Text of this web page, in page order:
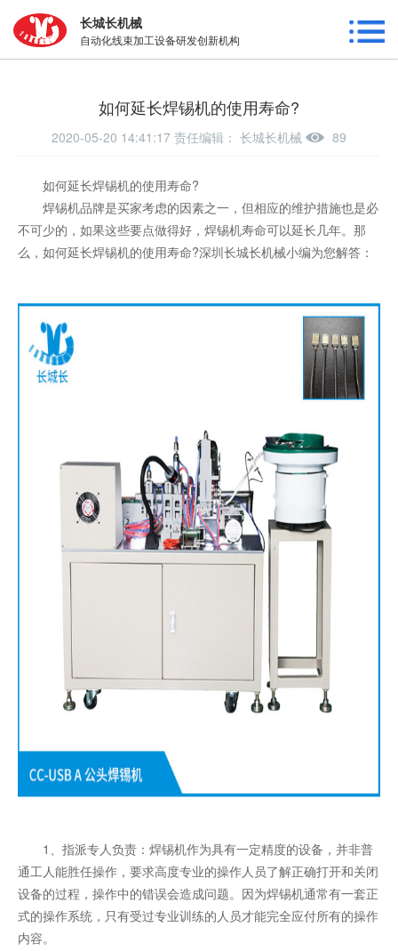
长城长机械
自动化线束加工设备研发创新机构
如何延长焊锡机的使用寿命?
2020-05-20 14:41:17 责任编辑： 长城长机械 89
如何延长焊锡机的使用寿命?
焊锡机品牌是买家考虑的因素之一，但相应的维护措施也是必
不可少的，如果这些要点做得好，焊锡机寿命可以延长几年。那
么，如何延长焊锡机的使用寿命?深圳长城长机械小编为您解答：
1、指派专人负责：焊锡机作为具有一定精度的设备，并非普
通工人能胜任操作，要求高度专业的操作人员了解正确打开和关闭
设备的过程，操作中的错误会造成问题。因为焊锡机通常有一套正
式的操作系统，只有受过专业训练的人员才能完全应付所有的操作
内容。